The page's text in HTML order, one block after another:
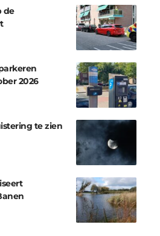
de
2026
te zien